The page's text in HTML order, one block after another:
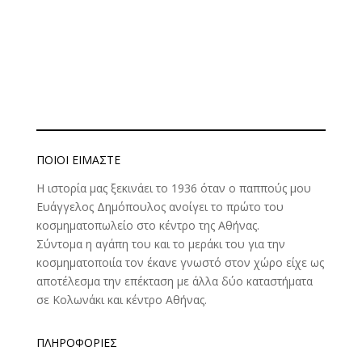
ΠΟΙΟΊ ΕΊΜΑΣΤΕ
Η ιστορία μας ξεκινάει το 1936 όταν ο παππούς μου
Ευάγγελος Δημόπουλος ανοίγει το πρώτο του
κοσμηματοπωλείο στο κέντρο της Αθήνας.
Σύντομα η αγάπη του και το μεράκι του για την
κοσμηματοποιία τον έκανε γνωστό στον χώρο είχε ως
αποτέλεσμα την επέκταση με άλλα δύο καταστήματα
σε Κολωνάκι και κέντρο Αθήνας.
ΠΛΗΡΟΦΟΡΊΕΣ